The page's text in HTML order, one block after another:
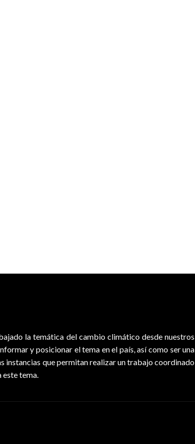
la temática del cambio climático desde nuestros
y posicionar el tema en el país, así como ser una
instancias que permitan realizar un trabajo coordinado
tema.